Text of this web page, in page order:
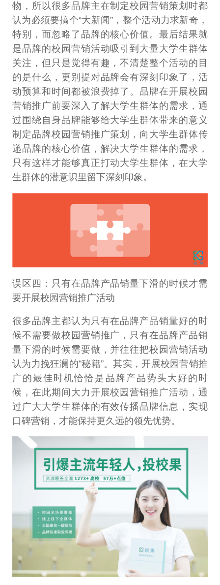
物，所以很多品牌主在制定校园营销策划时都
认为必须要搞个“大新闻”，整个活动力求新奇，
特别，而忽略了品牌的核心价值。最后结果就
是品牌的校园营销活动吸引到大量大学生群体
关注，但只是觉得有趣，不清楚整个活动的目
的是什么，更别提对品牌会有深刻印象了，活
动预算和时间都被浪费掉了。品牌在开展校园
营销推广前要深入了解大学生群体的需求，通
过围绕自身品牌能够给大学生群体带来的意义
制定品牌校园营销推广策划，向大学生群体传
递品牌的核心价值，解决大学生群体的需求，
只有这样才能够真正打动大学生群体，在大学
生群体的潜意识里留下深刻印象。
误区四：只有在品牌产品销量下滑的时候才需
要开展校园营销推广活动
很多品牌主都认为只有在品牌产品销量好的时
候不需要做校园营销推广，只有在品牌产品销
量下滑的时候需要做，并往往把校园营销活动
认为力挽狂澜的“秘籍”。其实，开展校园营销推
广的最佳时机恰恰是品牌产品势头大好的时
候，在此期间大力开展校园营销推广活动，通
过广大大学生群体的有效传播品牌信息，实现
口碑营销，才能保持更久远的领先优势。